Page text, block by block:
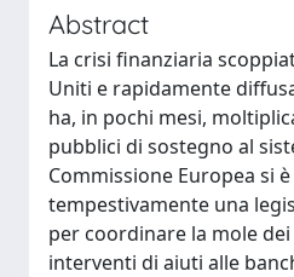
Abstract
La crisi finanziaria
Uniti e rapidamente
ha, in pochi mesi,
pubblici di sostegno al
Commissione Europea si
tempestivamente una
per coordinare la mole
interventi di aiuti alle